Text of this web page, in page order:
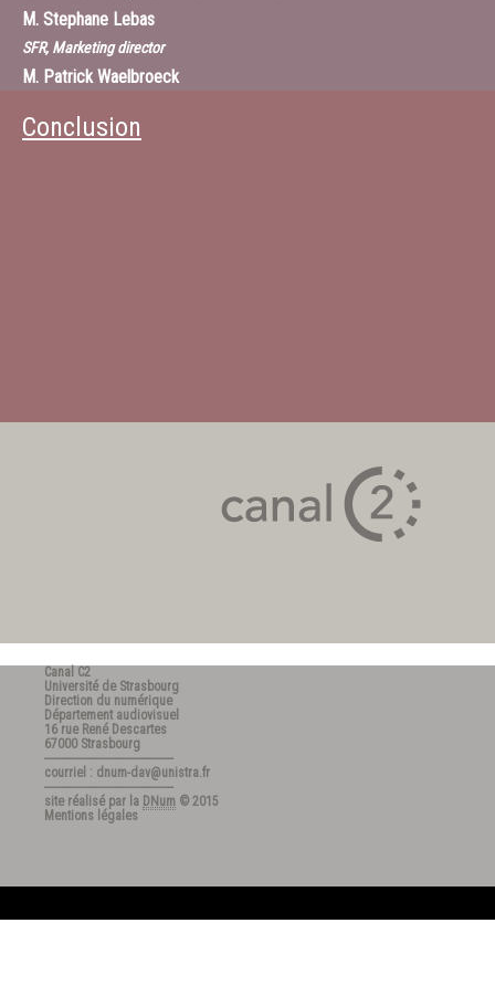
M. Stephane Lebas
SFR, Marketing director
M. Patrick Waelbroeck
“Valeurs et politiques des informations personnelles” à l’Institut Mines-
Télécom
Conclusion
Canal C2
Université de Strasbourg
Direction du numérique
Département audiovisuel
16 rue René Descartes
67000 Strasbourg
---------------------------------------
courriel : dnum-dav@unistra.fr
---------------------------------------
site réalisé par la DNum © 2015
Mentions légales